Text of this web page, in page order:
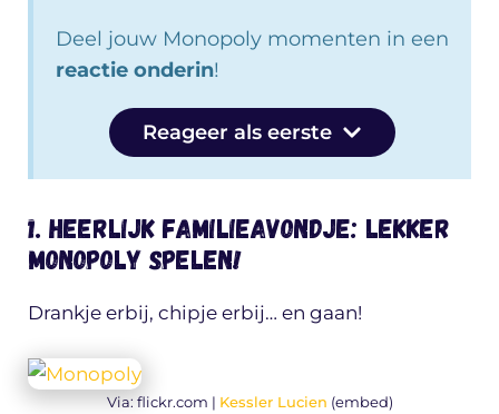
Deel jouw Monopoly momenten in een
reactie onderin!
Reageer als eerste
1. Heerlijk familieavondje: lekker
monopoly spelen!
Drankje erbij, chipje erbij… en gaan!
Via: flickr.com | Kessler Lucien (embed)